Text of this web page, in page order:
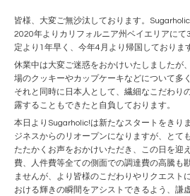
皆様、大変ご無沙汰しております。
2020年よりカリフォルニア州ベイエリアに
定より1年早く、今年4月より帰国しておりま
休業中は大変ご迷惑をおかけいたしましたが
場のクッキーやカップケーキなどについて多
それと同時に日本人として、繊細なこだわり
露することもできたと自負しております。
本日よりSugarholic!は新たなスタートをきり
ジネスからのリオープンになりますが、とて
たたかくお声をおかけいただき、この日を迎
費、人件費等全ての側面での調達費の高騰も
ませんが、より皆様のこだわりやリクエスト
おける輝きの瞬間をアシストできるよう、謙